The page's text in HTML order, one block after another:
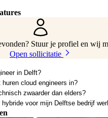
Stuur je profiel en wij
Open sollicitatie
in Delft?
cloud engineers in?
zwaarder dan elders?
hybride voor mijn Delftse bedrijf